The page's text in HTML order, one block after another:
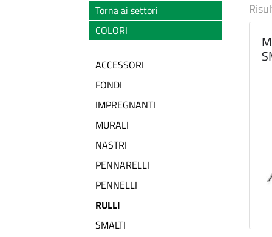
Torna ai settori
COLORI
ACCESSORI
FONDI
IMPREGNANTI
MURALI
NASTRI
PENNARELLI
PENNELLI
RULLI
SMALTI